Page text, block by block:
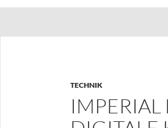
TECHNIK
IMPERIAL